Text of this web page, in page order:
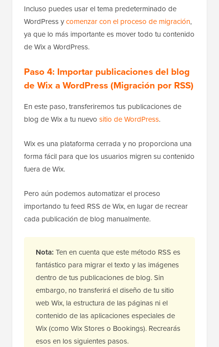
Incluso puedes usar el tema predeterminado de
WordPress ycomenzar con el proceso de migración,
ya que lo más importante es mover todo tu contenido
de Wix a WordPress.
Paso 4: Importar publicaciones del blog
de Wix a WordPress (Migración por RSS)
En este paso, transferiremos tus publicaciones de
blog de Wix a tu nuevo sitio de WordPress.
Wix es una plataforma cerrada y no proporciona una
forma fácil para que los usuarios migren su contenido
fuera de Wix.
Pero aún podemos automatizar el proceso
importando tu feed RSS de Wix, en lugar de recrear
cada publicación de blog manualmente.
Nota: Ten en cuenta que este método RSS es
fantástico para migrar el texto y las imágenes
dentro de tus publicaciones de blog. Sin
embargo, no transferirá el diseño de tu sitio
web Wix, la estructura de las páginas ni el
contenido de las aplicaciones especiales de
Wix (como Wix Stores o Bookings). Recrearás
esos en los siguientes pasos.